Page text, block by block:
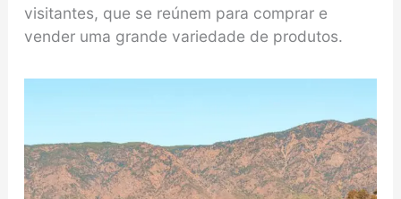
visitantes, que se reúnem para comprar e
vender uma grande variedade de produtos.